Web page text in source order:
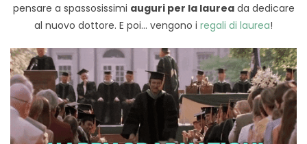
pensare a spassosissimi auguri per la laureada dedicare
al nuovo dottore. E poi… vengono i regali di laurea!